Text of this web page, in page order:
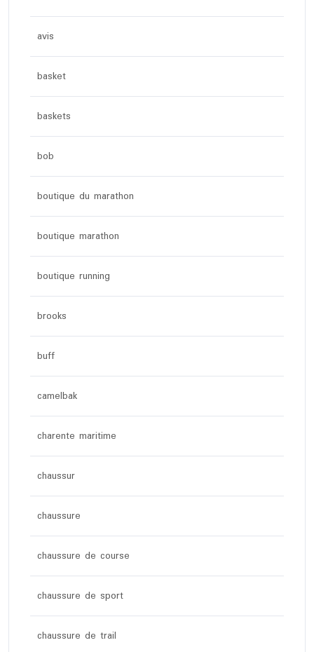
avis
basket
baskets
bob
boutique du marathon
boutique marathon
boutique running
brooks
buff
camelbak
charente maritime
chaussur
chaussure
chaussure de course
chaussure de sport
chaussure de trail